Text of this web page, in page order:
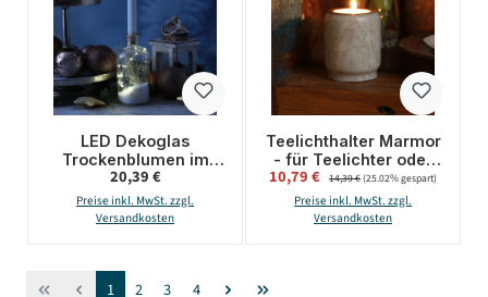
LED Dekoglas
Trockenblumen im
Schnee -
Stabkerzenhalter - 10
warmweiße LED - H:
Regulärer Preis:
20,39 €
Preise inkl. MwSt. zzgl.
Versandkosten
Teelichthalter Marmor
- für Teelichter oder
LED Teelichter - H:
7cm - D: 6cm - braun
Verkaufspreis:
10,79 € Regulärer Preis:
14,39 €(25.02% gespart)
Preise inkl. MwSt. zzgl.
Versandkosten
Seite
1 Seite
2 Seite
3 Seite
4